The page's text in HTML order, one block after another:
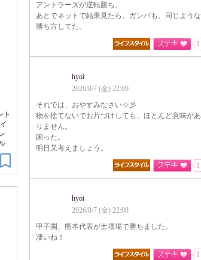
ト
に
アントラーズが逆転勝ち。
あとでネットで結果見たら、ガンバも、同じような
勝ち方してた。
1
hyoi
2026/8/7 (金) 22:09
それでは、おやすみなさい☆彡
物を捨てないでお片づけしても、ほとんど意味があ
りません。
困った。
明日又考えましょう。
1
hyoi
2026/8/7 (金) 22:08
甲子園、熊本代表が土壇場で勝ちました。
凄いね！
1